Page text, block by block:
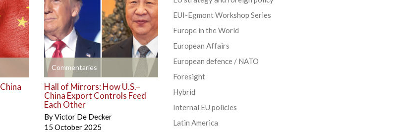
Commentaries
+
Hall of Mirrors: How U.S.–
China Export Controls Feed
Each Other
ByVictor De Decker
15 October 2025
EUI-Egmont Workshop Series
Europe in the World
European Affairs
European defence / NATO
Foresight
Hybrid
Internal EU policies
Latin America